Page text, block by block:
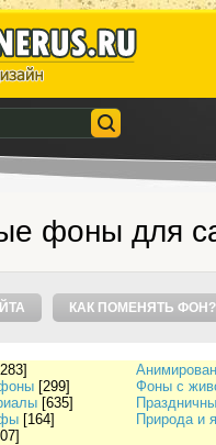
фоны для
КАК ПОМЕНЯТЬ ФОН?
[299] Фоны с
[635]
[164] Природа и